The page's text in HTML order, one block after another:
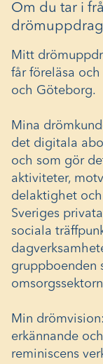
Om du tar i
Mitt
får föreläsa
och Göteborg.
Mina
det digitala
och som gör
aktiviteter,
delaktighet
Sveriges
sociala
gruppboenden
Min
erkännande
reminiscens